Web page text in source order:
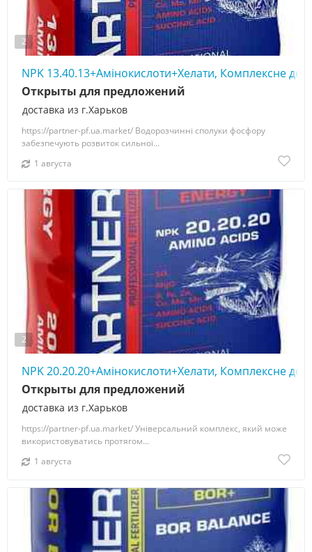
2
NPK 13.40.13+Амінокислоти+Хелати, Комплексне
доставка из г.Харьков
Открыты для предложений
https://partner-pf.ua.market/ Водорозчинні сполуки фосфору
забезпечують розвиток сильної...
1 августа
2
NPK 20.20.20+Амінокислоти+Хелати, Комплексне
доставка из г.Харьков
Открыты для предложений
https://partner-pf.ua.market/ Універсальний комплекс, який може
використовуватись протягом...
1 августа